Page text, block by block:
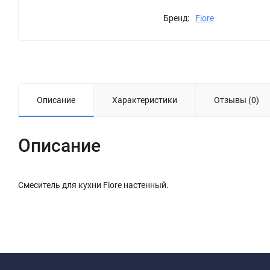
Бренд: Fiore
Описание Характеристики Отзывы (0)
Описание
Смеситель для кухни Fiore настенный.